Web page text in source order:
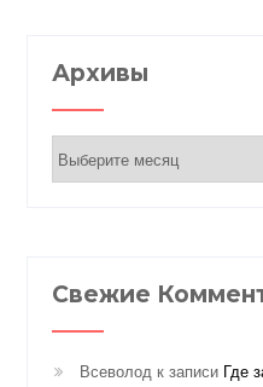
Архивы
Свежие
Всеволод к записи Где